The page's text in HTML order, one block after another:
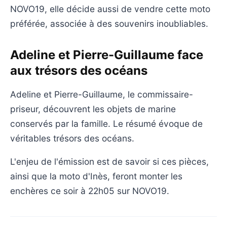
NOVO19, elle décide aussi de vendre cette moto
préférée, associée à des souvenirs inoubliables.
Adeline et Pierre-Guillaume face
aux trésors des océans
Adeline et Pierre-Guillaume, le commissaire-
priseur, découvrent les objets de marine
conservés par la famille. Le résumé évoque de
véritables trésors des océans.
L'enjeu de l'émission est de savoir si ces pièces,
ainsi que la moto d'Inès, feront monter les
enchères ce soir à 22h05 sur NOVO19.